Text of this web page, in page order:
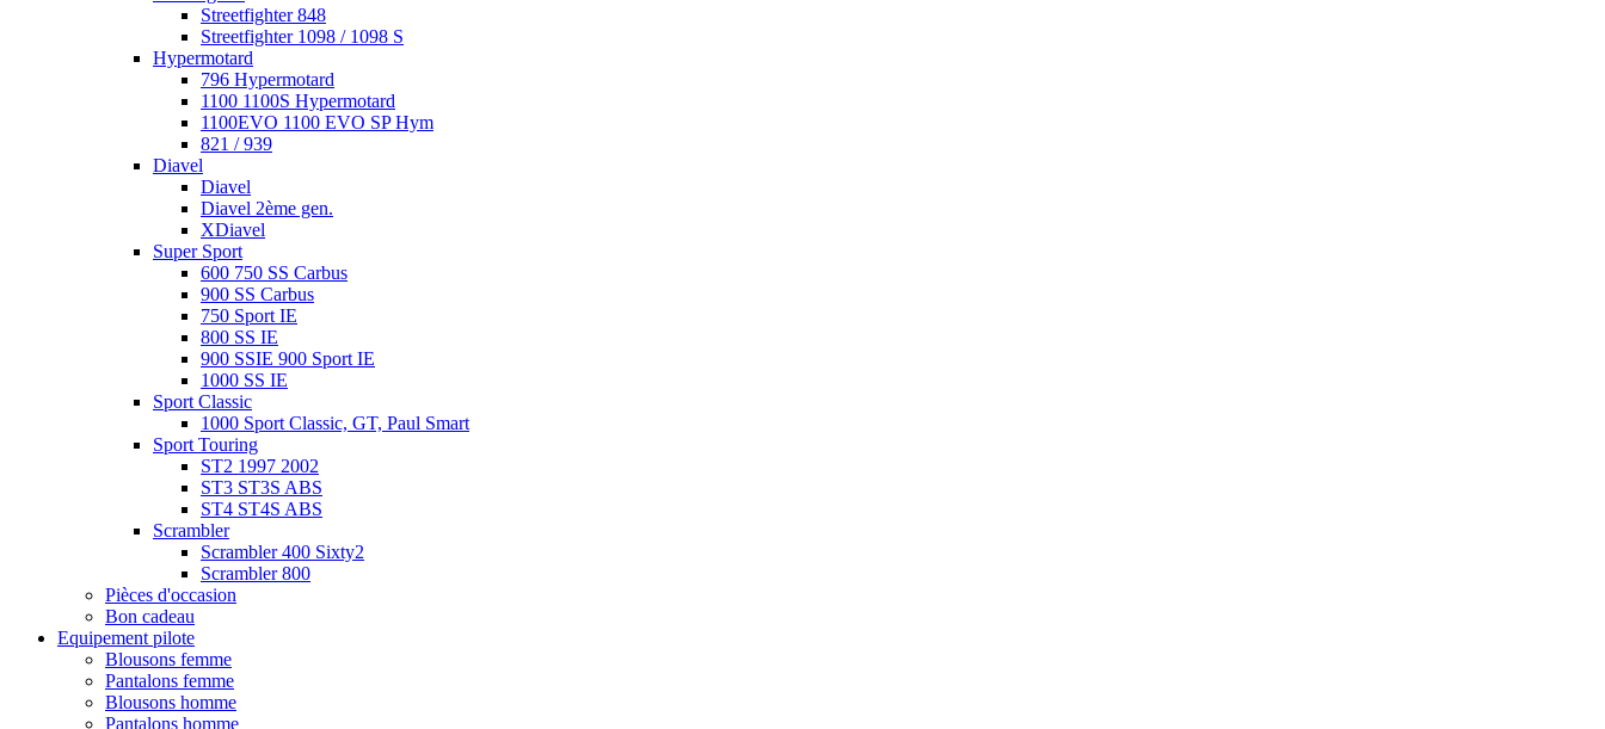
Streetfighter 848
Streetfighter 1098 / 1098 S
Hypermotard
796 Hypermotard
1100 1100S Hypermotard
1100EVO 1100 EVO SP Hym
821 / 939
Diavel
Diavel
Diavel 2ème gen.
XDiavel
Super Sport
600 750 SS Carbus
900 SS Carbus
750 Sport IE
800 SS IE
900 SSIE 900 Sport IE
1000 SS IE
Sport Classic
1000 Sport Classic, GT, Paul Smart
Sport Touring
ST2 1997 2002
ST3 ST3S ABS
ST4 ST4S ABS
Scrambler
Scrambler 400 Sixty2
Scrambler 800
Pièces d'occasion
Bon cadeau
Equipement pilote
Blousons femme
Pantalons femme
Blousons homme
Pantalons homme